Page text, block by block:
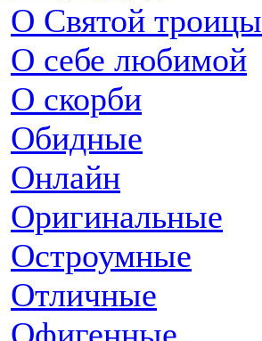
О Святой троицы
О себе любимой
О скорби
Обидные
Онлайн
Оригинальные
Остроумные
Отличные